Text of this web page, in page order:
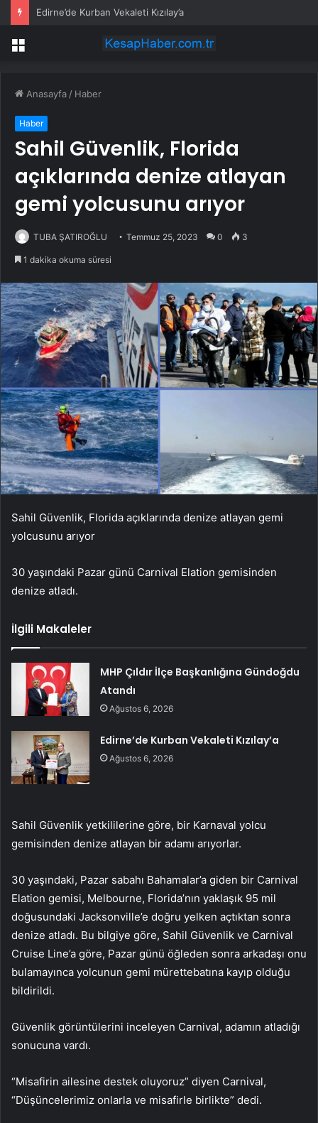
Edirne’de Kurban Vekaleti Kızılay’a
Menü
Anasayfa / Haber
Haber
Sahil Güvenlik, Florida
açıklarında denize atlayan
gemi yolcusunu arıyor
TUBA ŞATIROĞLU Temmuz 25, 2023 0 3
1 dakika okuma süresi
Sahil Güvenlik, Florida açıklarında denize atlayan gemi
yolcusunu arıyor
30 yaşındaki Pazar günü Carnival Elation gemisinden
denize atladı.
İlgili Makaleler
MHP Çıldır İlçe Başkanlığına Gündoğdu
Atandı
Ağustos 6, 2026
Edirne’de Kurban Vekaleti Kızılay’a
Ağustos 6, 2026
Sahil Güvenlik yetkililerine göre, bir Karnaval yolcu
gemisinden denize atlayan bir adamı arıyorlar.
30 yaşındaki, Pazar sabahı Bahamalar’a giden bir Carnival
Elation gemisi, Melbourne, Florida’nın yaklaşık 95 mil
doğusundaki Jacksonville’e doğru yelken açtıktan sonra
denize atladı. Bu bilgiye göre, Sahil Güvenlik ve Carnival
Cruise Line’a göre, Pazar günü öğleden sonra arkadaşı onu
bulamayınca yolcunun gemi mürettebatına kayıp olduğu
bildirildi.
Güvenlik görüntülerini inceleyen Carnival, adamın atladığı
sonucuna vardı.
“Misafirin ailesine destek oluyoruz” diyen Carnival,
“Düşüncelerimiz onlarla ve misafirle birlikte” dedi.